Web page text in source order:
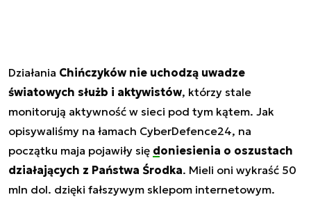
Działania Chińczyków nie uchodzą uwadze
światowych służb i aktywistów, którzy stale
monitorują aktywność w sieci pod tym kątem. Jak
opisywaliśmy na łamach CyberDefence24, na
początku maja pojawiły się doniesienia o oszustach
działających z Państwa Środka. Mieli oni wykraść 50
mln dol. dzięki fałszywym sklepom internetowym.